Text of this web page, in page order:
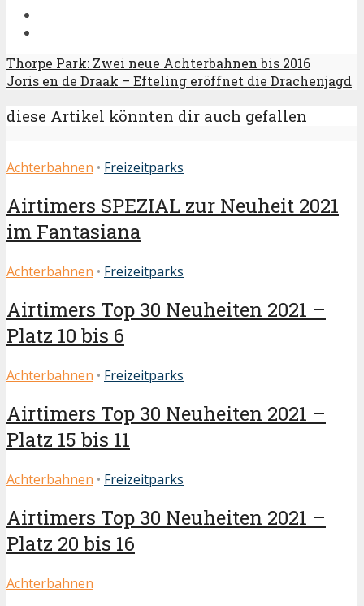
Thorpe Park: Zwei neue Achterbahnen bis 2016
Joris en de Draak – Efteling eröffnet die Drachenjagd
diese Artikel könnten dir auch gefallen
Achterbahnen • Freizeitparks
Airtimers SPEZIAL zur Neuheit 2021
im Fantasiana
Achterbahnen • Freizeitparks
Airtimers Top 30 Neuheiten 2021 –
Platz 10 bis 6
Achterbahnen • Freizeitparks
Airtimers Top 30 Neuheiten 2021 –
Platz 15 bis 11
Achterbahnen • Freizeitparks
Airtimers Top 30 Neuheiten 2021 –
Platz 20 bis 16
Achterbahnen